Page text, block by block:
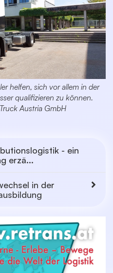
helfen, sich vor allem in der
qualifizieren zu können.
Austria GmbH
- ein
erzä...
in der